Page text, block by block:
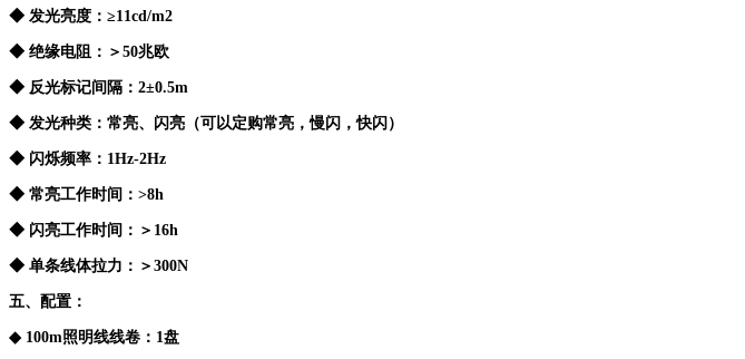
◆ 发光亮度：≥11cd/m2
◆ 绝缘电阻：＞ 50兆欧
◆ 反光标记间隔： 2±0.5m
◆ 发光种类：常亮、闪亮（可以定购常亮，慢闪，快闪）
◆ 闪烁频率： 1Hz-2Hz
◆ 常亮工作时间： >8h
◆ 闪亮工作时间：＞ 16h
◆ 单条线体拉力：＞300N
五、配置：
◆ 100m照明线线卷： 1盘